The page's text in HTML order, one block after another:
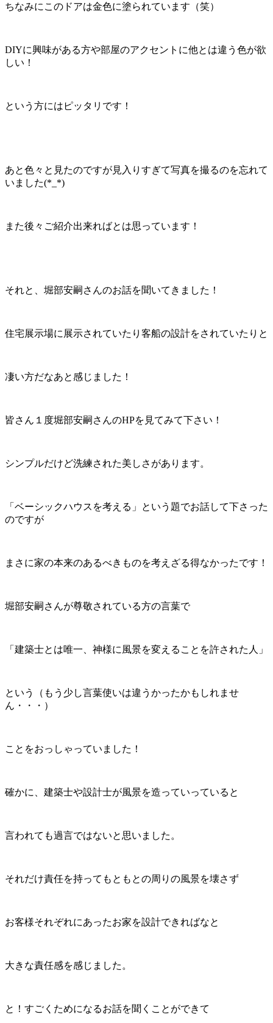
ちなみにこのドアは金色に塗られています（笑）
DIYに興味がある方や部屋のアクセントに他とは違う色が欲
しい！
という方にはピッタリです！
あと色々と見たのですが見入りすぎて写真を撮るのを忘れて
いました(*_*)
また後々ご紹介出来ればとは思っています！
それと、堀部安嗣さんのお話を聞いてきました！
住宅展示場に展示されていたり客船の設計をされていたりと
凄い方だなあと感じました！
皆さん１度堀部安嗣さんのHPを見てみて下さい！
シンプルだけど洗練された美しさがあります。
「ベーシックハウスを考える」という題でお話して下さった
のですが
まさに家の本来のあるべきものを考えざる得なかったです！
堀部安嗣さんが尊敬されている方の言葉で
「建築士とは唯一、神様に風景を変えることを許された人」
という（もう少し言葉使いは違うかったかもしれませ
ん・・・）
ことをおっしゃっていました！
確かに、建築士や設計士が風景を造っていっていると
言われても過言ではないと思いました。
それだけ責任を持ってもともとの周りの風景を壊さず
お客様それぞれにあったお家を設計できればなと
大きな責任感を感じました。
と！すごくためになるお話を聞くことができて